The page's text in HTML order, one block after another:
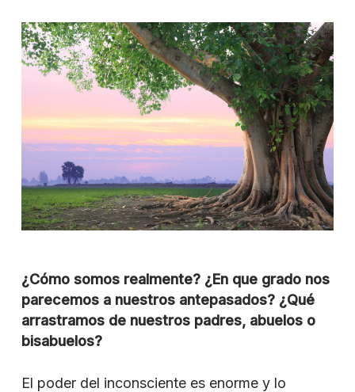
¿Cómo somos realmente? ¿En que grado nos
parecemos a nuestros antepasados? ¿Qué
arrastramos de nuestros padres, abuelos o
bisabuelos?
El poder del inconsciente es enorme y lo